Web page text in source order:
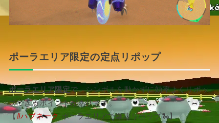
ポーラエリア限定の定点リポップ
ポーラエリア限定で、シンボルを動かずに効率よくリポッ
プできるポイントがあります。
【#ハブネーク ポーラエリアで爆速リポップ🐍】